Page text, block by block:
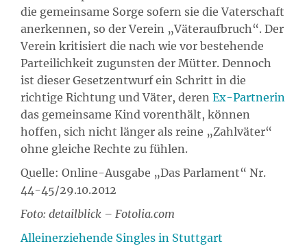
die gemeinsame Sorge sofern sie die Vaterschaft
anerkennen, so der Verein „Väteraufbruch“. Der
Verein kritisiert die nach wie vor bestehende
Parteilichkeit zugunsten der Mütter. Dennoch
ist dieser Gesetzentwurf ein Schritt in die
richtige Richtung und Väter, deren Ex-Partnerin
das gemeinsame Kind vorenthält, können
hoffen, sich nicht länger als reine „Zahlväter“
ohne gleiche Rechte zu fühlen.
Quelle: Online-Ausgabe „Das Parlament“ Nr.
44-45/29.10.2012
Foto: detailblick – Fotolia.com
Alleinerziehende Singles in Stuttgart